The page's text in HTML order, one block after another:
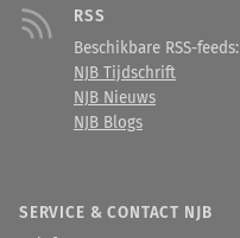
RSS
Beschikbare RSS-feeds:
NJB Tijdschrift
NJB Nieuws
NJB Blogs
SERVICE & CONTACT NJB